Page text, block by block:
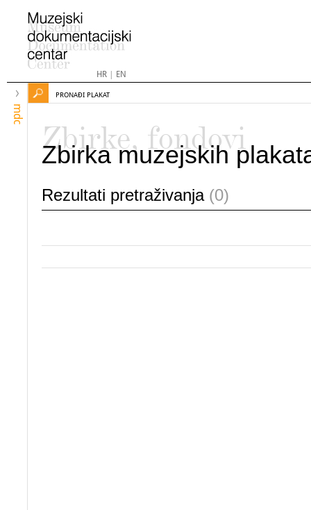
HR| EN
mdc
PRONAĐI PLAKAT
Zbirke, fondovi
Zbirka muzejskih
Rezultati pretraživanja (0)